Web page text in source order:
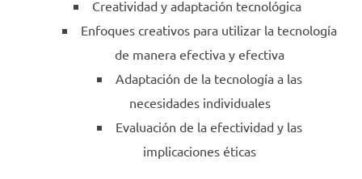
Creatividad y adaptación tecnológica
Enfoques creativos para utilizar la tecnología
de manera efectiva y efectiva
Adaptación de la tecnología a las
necesidades individuales
Evaluación de la efectividad y las
implicaciones éticas